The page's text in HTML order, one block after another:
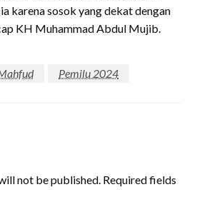
karena sosok yang dekat dengan
KH Muhammad Abdul Mujib.
Pemilu 2024
not be published. Required fields